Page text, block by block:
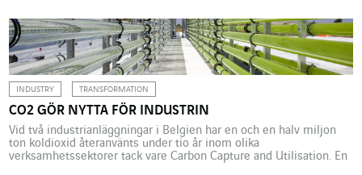
energikrävande och därmed bevara naturliga ekosystem. Även om
detta låter lovande kräver cirkularitet att man omprövar allt, […]
INDUSTRY TRANSFORMATION
CO2 GÖR NYTTA FÖR INDUSTRIN
Vid två industrianläggningar i Belgien har en och en halv miljon
ton koldioxid återanvänts under tio år inom olika
verksamhetssektorer tack vare Carbon Capture and Utilisation. En